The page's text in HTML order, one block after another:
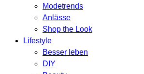
Modetrends
Anlässe
Shop the Look
Lifestyle
Besser leben
DIY